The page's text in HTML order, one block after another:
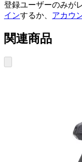
登録ユーザーのみが
インするか、 アカウ
関連商品